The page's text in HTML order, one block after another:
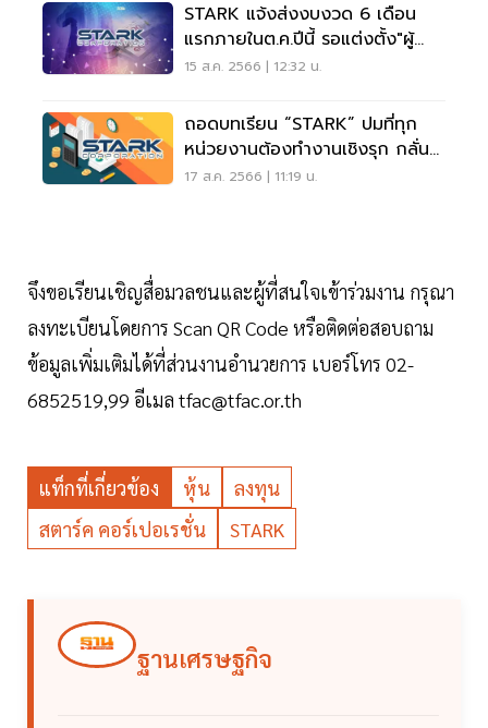
STARK แจ้งส่งงบงวด 6 เดือน
แรกภายในต.ค.ปีนี้ รอแต่งตั้ง"ผู้
สอบบัญชีใหม่"
15 ส.ค. 2566 | 12:32 น.
ถอดบทเรียน “STARK” ปมที่ทุก
หน่วยงานต้องทำงานเชิงรุก กลั่น
กรองงบ
17 ส.ค. 2566 | 11:19 น.
จึงขอเรียนเชิญสื่อมวลชนและผู้ที่สนใจเข้าร่วมงาน กรุณา
ลงทะเบียนโดยการ Scan QR Code หรือติดต่อสอบถาม
ข้อมูลเพิ่มเติมได้ที่ส่วนงานอำนวยการ เบอร์โทร 02-
6852519,99 อีเมล tfac@tfac.or.th
แท็กที่เกี่ยวข้อง หุ้น
ลงทุน
สตาร์ค คอร์เปอเรชั่น
STARK
ฐานเศรษฐกิจ